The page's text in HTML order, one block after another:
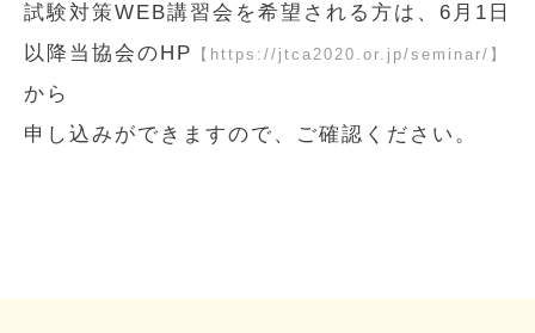
試験対策WEB講習会を希望される方は、6月1日
以降当協会のHP
【https://jtca2020.or.jp/seminar/】
から
申し込みができますので、ご確認ください。